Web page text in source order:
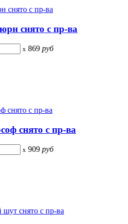
снято с пр-ва
x 869 руб
снято с пр-ва
x 909 руб